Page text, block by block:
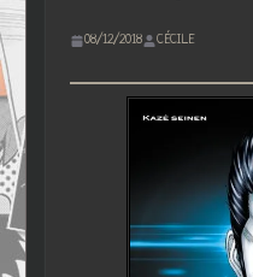
08/12/2018 CÉCILE